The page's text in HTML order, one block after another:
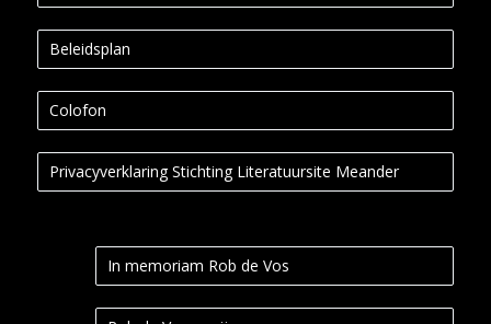
Beleidsplan
Colofon
Privacyverklaring Stichting Literatuursite Meander
In memoriam Rob de Vos